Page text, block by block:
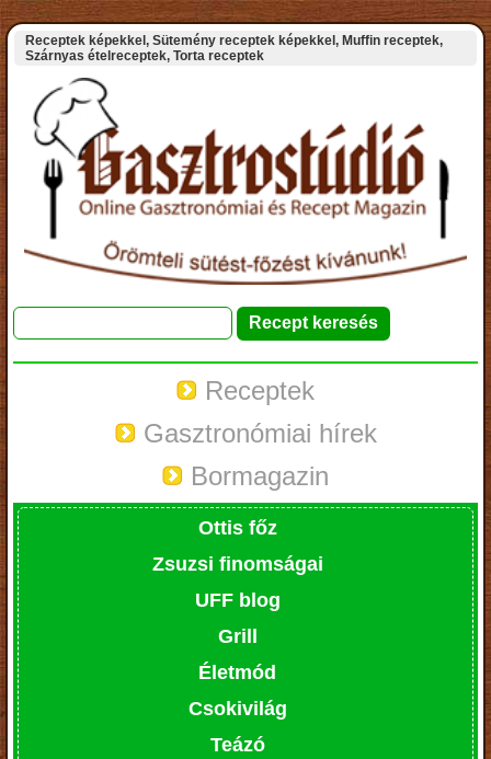
Receptek képekkel, Sütemény receptek képekkel, Muffin receptek,
Szárnyas ételreceptek, Torta receptek
Receptek
Gasztronómiai hírek
Bormagazin
Ottis főz
Zsuzsi finomságai
UFF blog
Grill
Életmód
Csokivilág
Teázó